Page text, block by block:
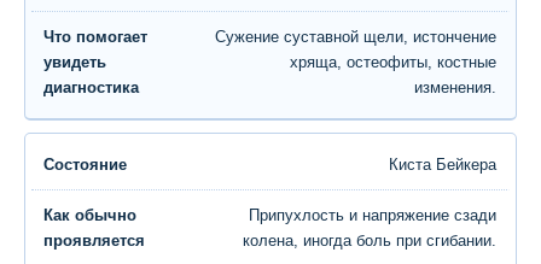
Сужение суставной щели, истончение
хряща, остеофиты, костные
изменения.
Киста Бейкера
Припухлость и напряжение сзади
колена, иногда боль при сгибании.